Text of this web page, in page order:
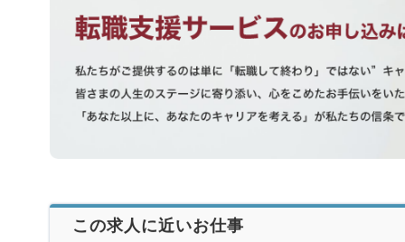
この求人に近いお仕事